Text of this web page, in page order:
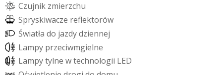
Czujnik zmierzchu
Spryskiwacze refektorów
Światła do jazdydziennej
Lampy przeciwmgielne
Lampytylne wtechnologii LED